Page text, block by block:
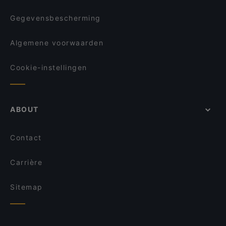
Gegevensbescherming
Algemene voorwaarden
Cookie-instellingen
ABOUT
Contact
Carrière
Sitemap